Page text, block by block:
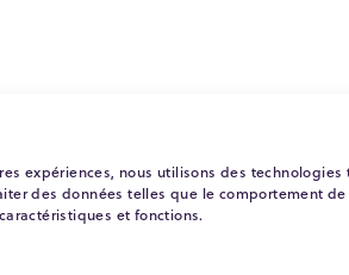
expériences, nous utilisons des
des données telles que le comportement
et fonctions.